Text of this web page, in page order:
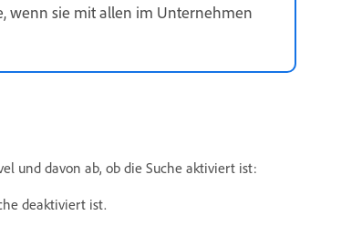
wenn sie mit allen im Unternehmen
und davon ab, ob die Suche aktiviert ist:
deaktiviert ist.